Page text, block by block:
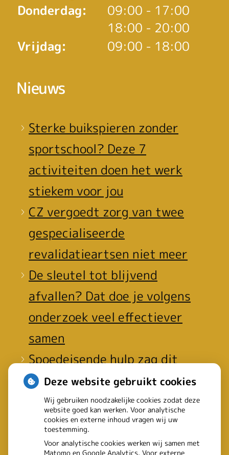
Donderdag:
09:00 tot
- 17:00
18:00 tot
- 20:00
Vrijdag:
09:00 - 18:00
Nieuws
Sterke buikspieren zonder
sportschool? Deze 7
activiteiten doen het werk
stiekem voor jou
CZ vergoedt zorg van twee
gespecialiseerde
revalidatieartsen niet meer
De sleutel tot blijvend
afvallen? Dat doe je volgens
onderzoek veel effectiever
samen
Spoedeisende hulp zag dit
weekend meer mensen met
heup- en polsbreuken
binnenkomen
Een recept voor een wandeling:
Deze website gebruikt cookies
Wij gebruiken noodzakelijke cookies zodat deze
website goed kan werken. Voor analytische
cookies en externe inhoud vragen wij uw
toestemming.
Voor analytische cookies werken wij samen met
Matomo en Google Analytics. Voor externe